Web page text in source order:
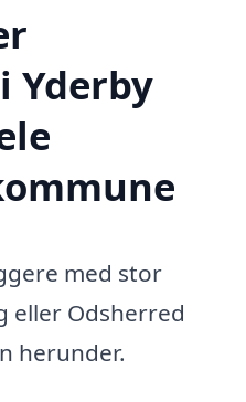
Yderby
med stor
eller Odsherred
herunder.